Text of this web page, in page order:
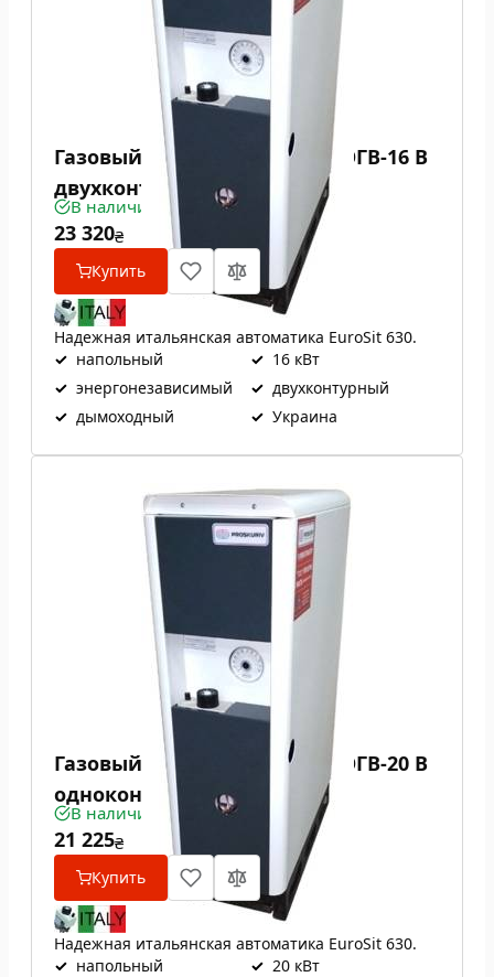
Газовый котел Проскуров АОГВ-16 В
двухконтурный
В наличии
23 320₴
Купить
Надежная итальянская автоматика EuroSit 630.
✓ напольный ✓ 16 кВт
✓ энергонезависимый ✓ двухконтурный
✓ дымоходный ✓ Украина
Газовый котел Проскуров АОГВ-20 В
одноконтурный
В наличии
21 225₴
Купить
Надежная итальянская автоматика EuroSit 630.
✓ напольный ✓ 20 кВт